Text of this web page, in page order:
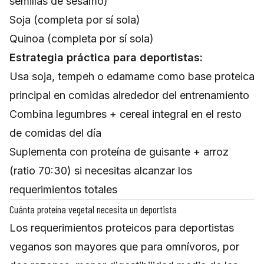
Soja (completa por sí sola)
Quinoa (completa por sí sola)
Estrategia práctica para deportistas:
Usa soja, tempeh o edamame como base proteica
principal en comidas alrededor del entrenamiento
Combina legumbres + cereal integral en el resto
de comidas del día
Suplementa con proteína de guisante + arroz
(ratio 70:30) si necesitas alcanzar los
requerimientos totales
Cuánta proteína vegetal necesita un deportista
Los requerimientos proteicos para deportistas
veganos son mayores que para omnívoros, por